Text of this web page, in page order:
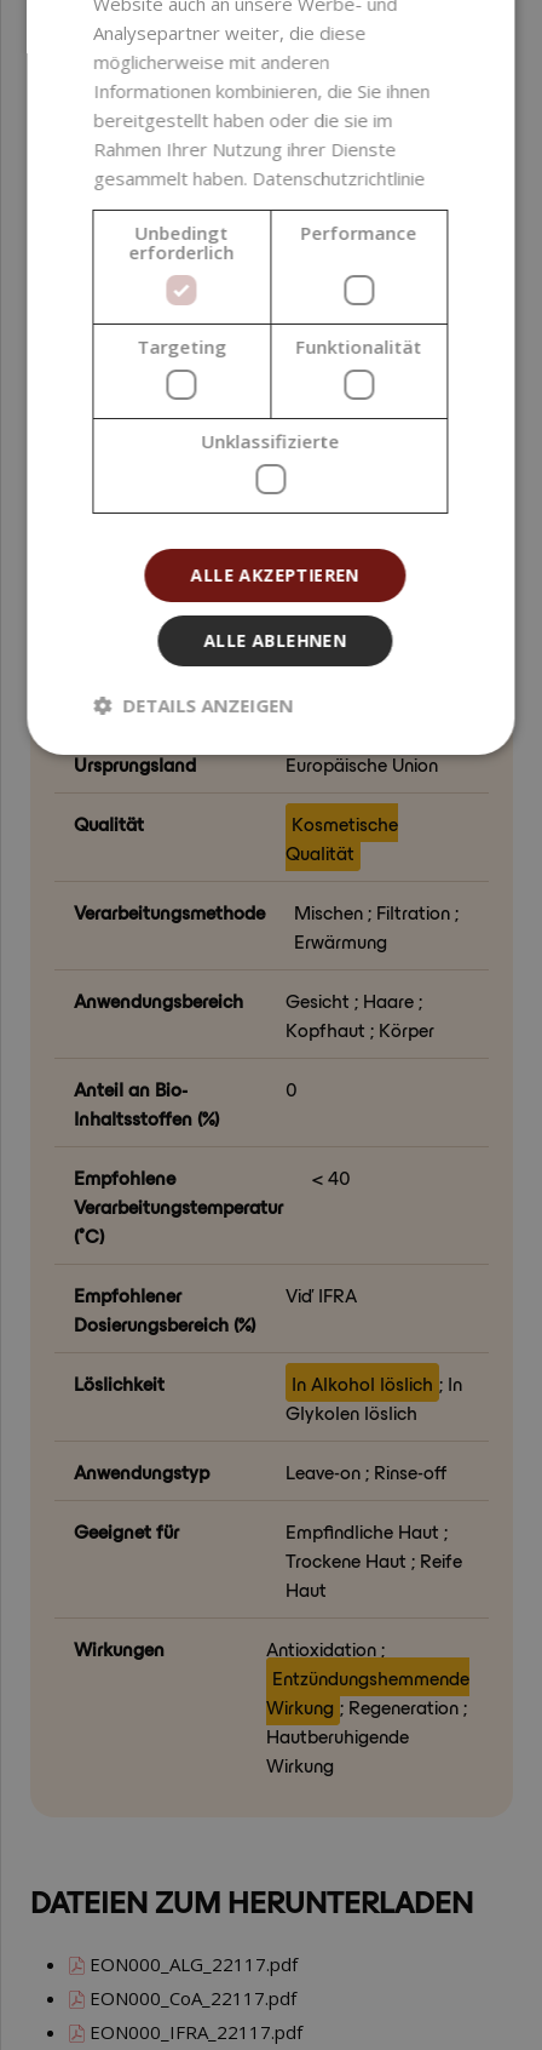
PARAMETER
INCI
Dipropylene Glycol,
Styrax Benzoin Resin
Extract
Frei von
Parabene ;
GMO-Rohstoffe ;
Inhaltsstoffe auf
Palmölbasis ;
Alkohols
Zertifizierungen Vegan
Funktion in der
Formulierung
Wirkstoff ;
Duftkomponente
Formulierungsphase
Abkühlphase ;
Nachträgliche
Zugabe
Ursprungsland Europäische Union
Qualität
Kosmetische
Qualität
Verarbeitungsmethode
Mischen ; Filtration ;
Erwärmung
Anwendungsbereich
Gesicht ; Haare ;
Kopfhaut ; Körper
Anteil an Bio-
Inhaltsstoffen (%)
0
Empfohlene
Verarbeitungstemperatur
(°C)
< 40
Empfohlener
Dosierungsbereich (%)
Viď IFRA
Löslichkeit In Alkohol löslich ; In
Glykolen löslich
Anwendungstyp Leave-on ; Rinse-off
Geeignet für
Empfindliche Haut ;
Trockene Haut ; Reife
Haut
Wirkungen
Antioxidation ;
Entzündungshemmende
Wirkung ; Regeneration ;
Hautberuhigende
Wirkung
DATEIEN ZUM HERUNTERLADEN
EON000_ALG_22117.pdf
EON000_CoA_22117.pdf
EON000_IFRA_22117.pdf
Analysepartner weiter, die diese
möglicherweise mit anderen
Informationen kombinieren, die Sie ihnen
bereitgestellt haben oder die sie im
Rahmen Ihrer Nutzung ihrer Dienste
gesammelt haben. Datenschutzrichtlinie
Unbedingt
erforderlich
Performance
Targeting Funktionalität
Unklassifizierte
ALLE AKZEPTIEREN
ALLE ABLEHNEN
DETAILS ANZEIGEN